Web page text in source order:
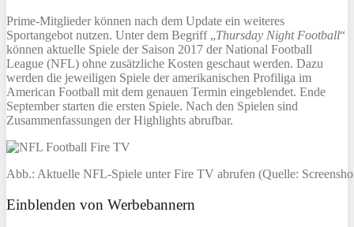
Prime-Mitglieder können nach dem Update ein weiteres
Sportangebot nutzen. Unter dem Begriff „Thursday Night Football“
können aktuelle Spiele der Saison 2017 der National Football
League (NFL) ohne zusätzliche Kosten geschaut werden. Dazu
werden die jeweiligen Spiele der amerikanischen Profiliga im
American Football mit dem genauen Termin eingeblendet. Ende
September starten die ersten Spiele. Nach den Spielen sind
Zusammenfassungen der Highlights abrufbar.
Abb.: Aktuelle NFL-Spiele unter Fire TV abrufen (Quelle:
Einblenden von Werbebannern